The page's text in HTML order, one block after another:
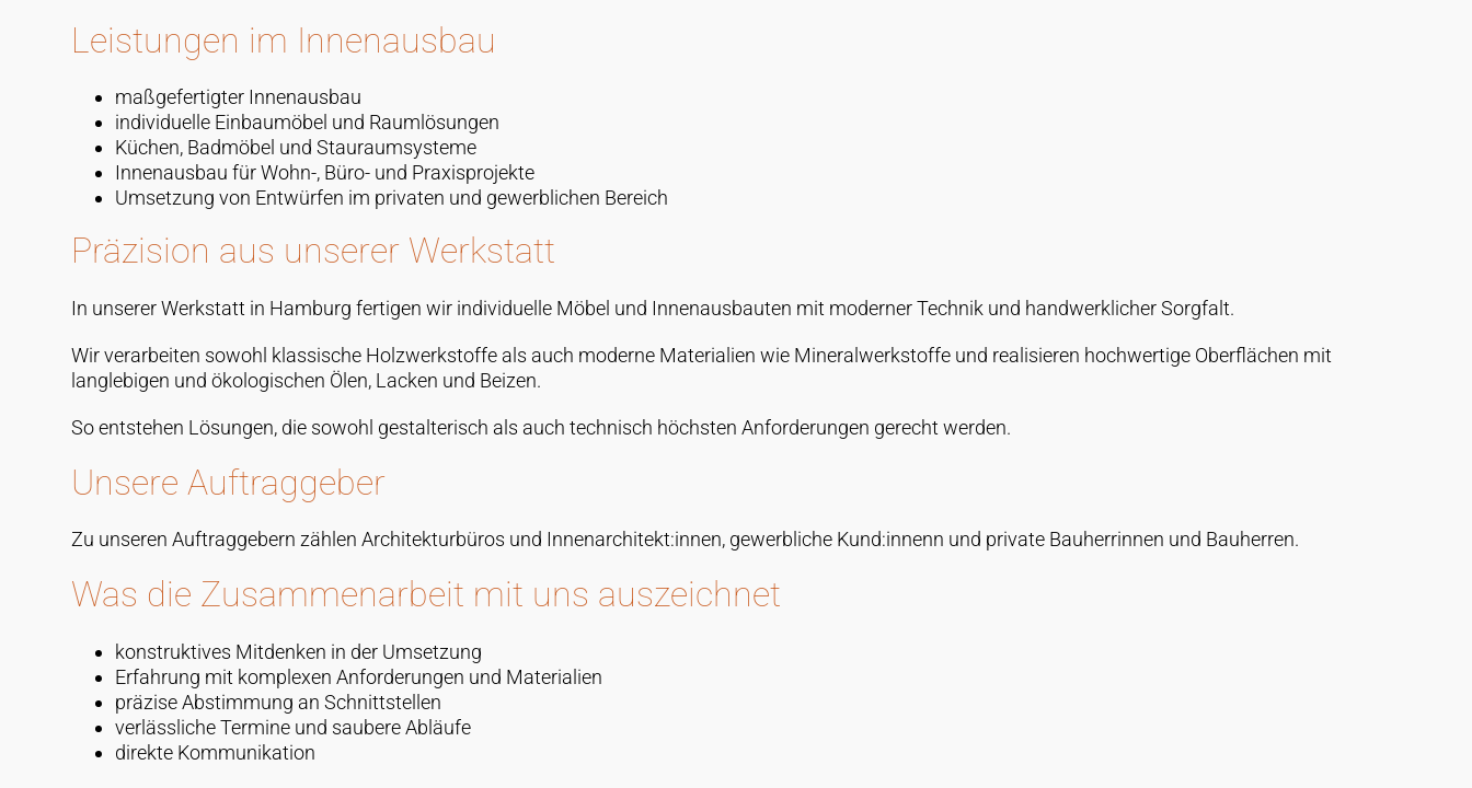
Leistungen im Innenausbau
maßgefertigter Innenausbau
individuelle Einbaumöbel und Raumlösungen
Küchen, Badmöbel und Stauraumsysteme
Innenausbau für Wohn-, Büro- und Praxisprojekte
Umsetzung von Entwürfen im privaten und gewerblichen Bereich
Präzision aus unserer Werkstatt
In unserer Werkstatt in Hamburg fertigen wir individuelle Möbel und Innenausbauten mit moderner Technik und handwerklicher Sorgfalt.
Wir verarbeiten sowohl klassische Holzwerkstoffe als auch moderne Materialien wie Mineralwerkstoffe und realisieren hochwertige Oberflächen mit
langlebigen und ökologischen Ölen, Lacken und Beizen.
So entstehen Lösungen, die sowohl gestalterisch als auch technisch höchsten Anforderungen gerecht werden.
Unsere Auftraggeber
Zu unseren Auftraggebern zählen Architekturbüros und Innenarchitekt:innen, gewerbliche Kund:innenn und private Bauherrinnen und Bauherren.
Was die Zusammenarbeit mit uns auszeichnet
konstruktives Mitdenken in der Umsetzung
Erfahrung mit komplexen Anforderungen und Materialien
präzise Abstimmung an Schnittstellen
verlässliche Termine und saubere Abläufe
direkte Kommunikation